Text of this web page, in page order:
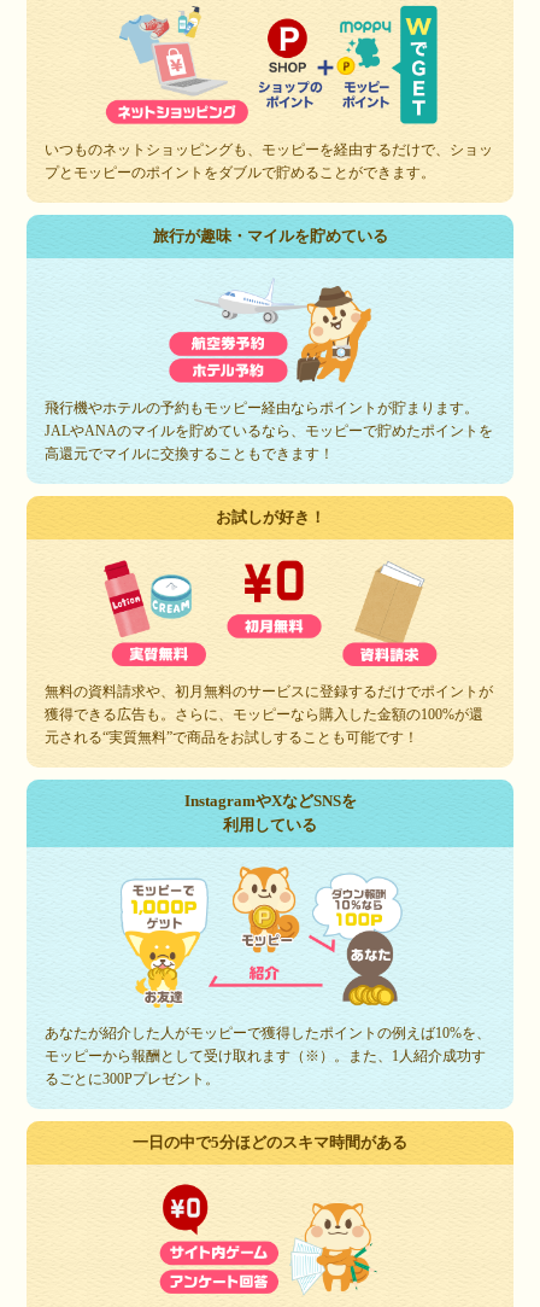
いつものネットショッピングも、モッピーを経由するだけで、ショッ
プとモッピーのポイントをダブルで貯めることができます。
旅行が趣味・マイルを貯めている
飛行機やホテルの予約もモッピー経由ならポイントが貯まります。
JALやANAのマイルを貯めているなら、モッピーで貯めたポイントを
高還元でマイルに交換することもできます！
お試しが好き！
無料の資料請求や、初月無料のサービスに登録するだけでポイントが
獲得できる広告も。さらに、モッピーなら購入した金額の100%が還
元される“実質無料”で商品をお試しすることも可能です！
InstagramやXなどSNSを
利用している
あなたが紹介した人がモッピーで獲得したポイントの例えば10%を、
モッピーから報酬として受け取れます（※）。また、1人紹介成功す
るごとに300Pプレゼント。
一日の中で5分ほどのスキマ時間がある